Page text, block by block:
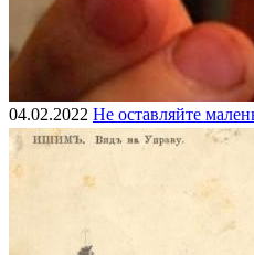
04.02.2022 Не оставляйте